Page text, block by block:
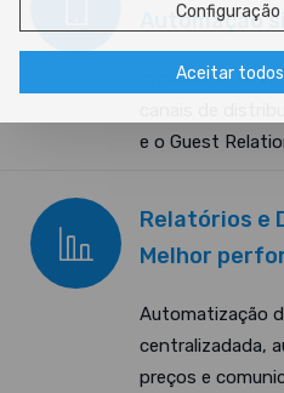
Automação
Impulsione as
e o Guest
Relatórios e
Melhor
Automatização
centralizadada,
preços e
Configuração
Aceitar